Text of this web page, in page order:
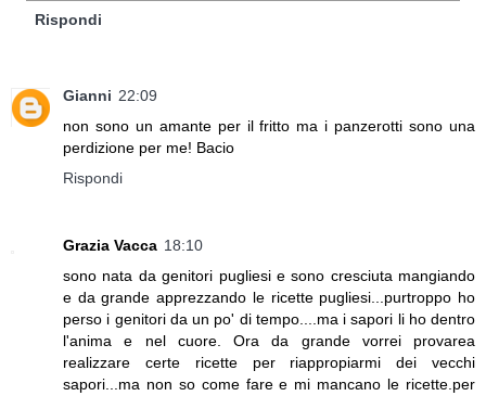
Rispondi
Gianni 22:09
non sono un amante per il fritto ma i panzerotti sono una
perdizione per me! Bacio
Rispondi
Grazia Vacca 18:10
sono nata da genitori pugliesi e sono cresciuta mangiando
e da grande apprezzando le ricette pugliesi...purtroppo ho
perso i genitori da un po' di tempo....ma i sapori li ho dentro
l'anima e nel cuore. Ora da grande vorrei provarea
realizzare certe ricette per riappropiarmi dei vecchi
sapori...ma non so come fare e mi mancano le ricette.per